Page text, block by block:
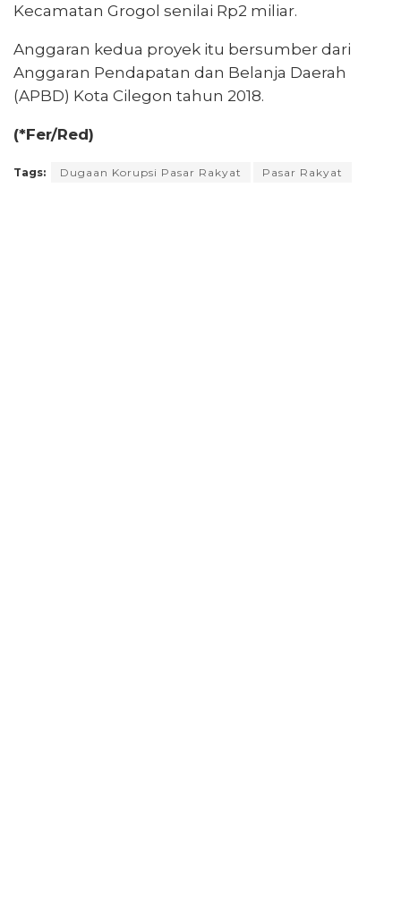
Kecamatan Grogol senilai Rp2 miliar.
Anggaran kedua proyek itu bersumber dari
Anggaran Pendapatan dan Belanja Daerah
(APBD) Kota Cilegon tahun 2018.
(*Fer/Red)
Tags: Dugaan Korupsi Pasar Rakyat Pasar Rakyat